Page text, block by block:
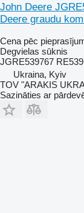
John Deere
Deere graudu
Cena pēc
Degvielas sūknis
JGRE539767
Ukraina, Kyiv
TOV "ARAKIS
Sazināties ar